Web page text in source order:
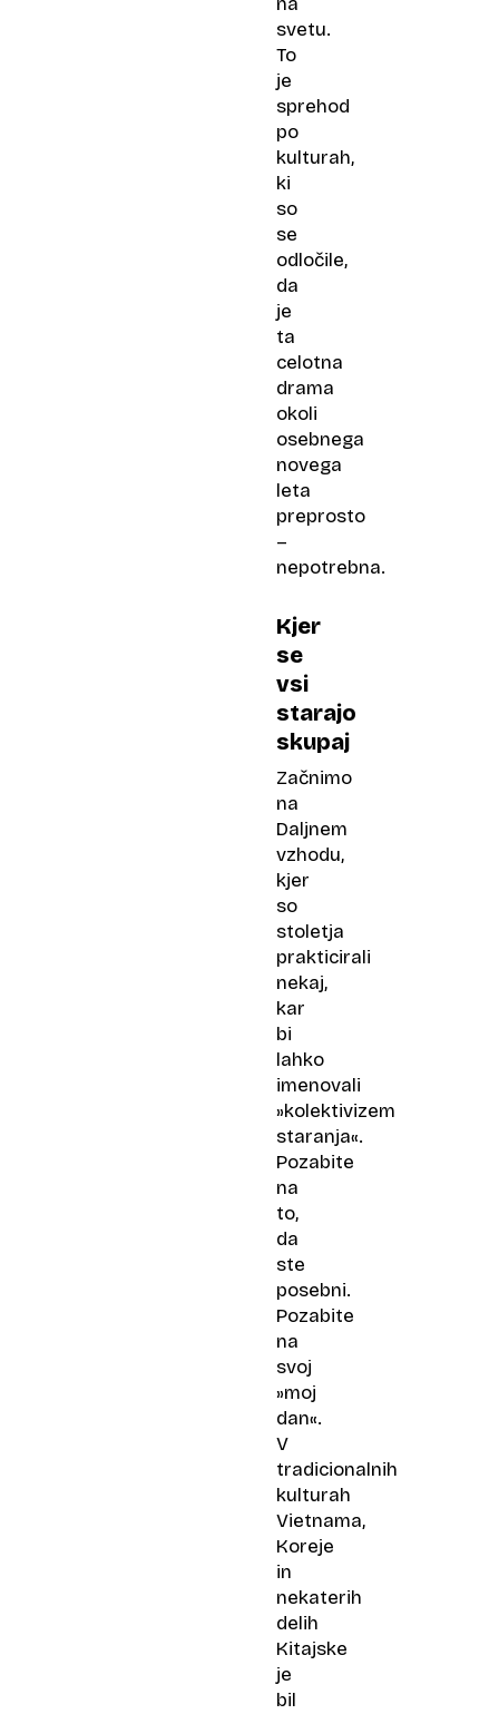
svetu.
To
je
sprehod
po
kulturah,
ki
so
se
odločile,
da
je
ta
celotna
drama
okoli
osebnega
novega
leta
preprosto
–
nepotrebna.
Kjer
se
vsi
starajo
skupaj
Začnimo
na
Daljnem
vzhodu,
kjer
so
stoletja
prakticirali
nekaj,
kar
bi
lahko
imenovali
»kolektivizem
staranja«.
Pozabite
na
to,
da
ste
posebni.
Pozabite
na
svoj
»moj
dan«.
V
tradicionalnih
kulturah
Vietnama,
Koreje
in
nekaterih
delih
Kitajske
je
bil